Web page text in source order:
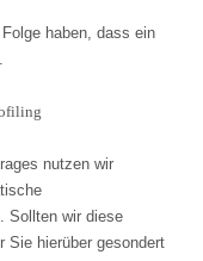
haben, dass ein
nutzen wir
Sollten wir diese
Sie hierüber gesondert